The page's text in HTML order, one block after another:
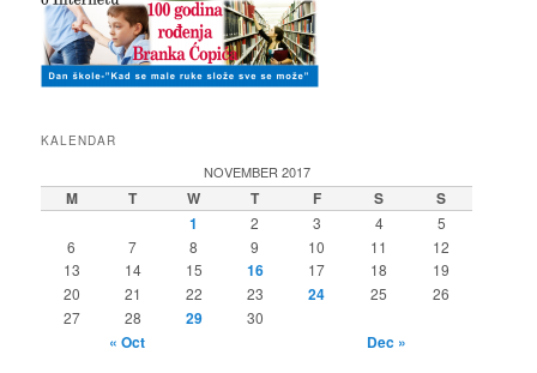
KALENDAR
NOVEMBER 2017
M T W T F S
S
1
2 3 4
5
6
7 8 9 10 11
12
13
14 15 16 17 18
19
20
21 22 23 24 25
26
27
28 29 30
« Oct Dec »